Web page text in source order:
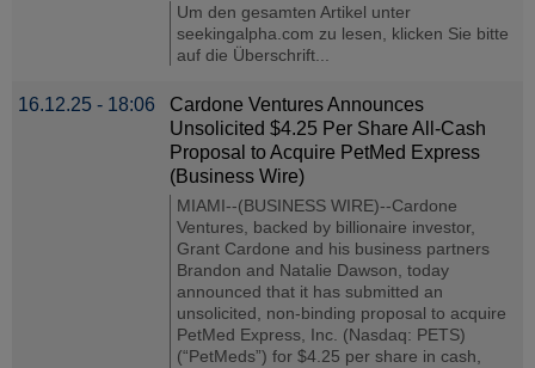
Um den gesamten Artikel unter
seekingalpha.com zu lesen, klicken Sie bitte
auf die Überschrift...
16.12.25 - 18:06
Cardone Ventures Announces
Unsolicited $4.25 Per Share All-Cash
Proposal to Acquire PetMed Express
(Business Wire)
MIAMI--(BUSINESS WIRE)--Cardone
Ventures, backed by billionaire investor,
Grant Cardone and his business partners
Brandon and Natalie Dawson, today
announced that it has submitted an
unsolicited, non-binding proposal to acquire
PetMed Express, Inc. (Nasdaq: PETS)
(“PetMeds”) for $4.25 per share in cash,